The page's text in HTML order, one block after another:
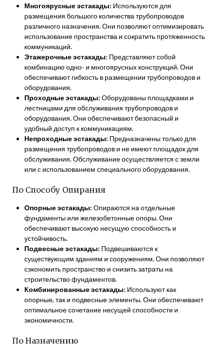
Многоярусные эстакады: Используются для
размещения большого количества трубопроводов
различного назначения. Они позволяют оптимизировать
использование пространства и сократить протяженность
коммуникаций.
Этажерочные эстакады: Представляют собой
комбинацию одно- и многоярусных конструкций. Они
обеспечивают гибкость в размещении трубопроводов и
оборудования.
Проходные эстакады: Оборудованы площадками и
лестницами для обслуживания трубопроводов и
оборудования. Они обеспечивают безопасный и
удобный доступ к коммуникациям.
Непроходные эстакады: Предназначены только для
размещения трубопроводов и не имеют площадок для
обслуживания. Обслуживание осуществляется с земли
или с использованием специального оборудования.
По Способу Опирания
Опорные эстакады: Опираются на отдельные
фундаменты или железобетонные опоры. Они
обеспечивают высокую несущую способность и
устойчивость.
Подвесные эстакады: Подвешиваются к
существующим зданиям и сооружениям. Они позволяют
сэкономить пространство и снизить затраты на
строительство фундаментов.
Комбинированные эстакады: Используют как
опорные, так и подвесные элементы. Они обеспечивают
оптимальное сочетание несущей способности и
экономичности.
По Назначению